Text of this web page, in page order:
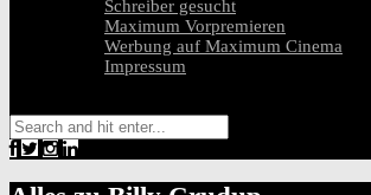
Schreiber gesucht
Maximum Vorpremieren
Werbung auf Maximum Cinema
Impressum